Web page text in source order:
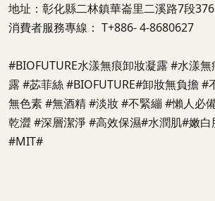
地址：彰化縣二林鎮華崙里二溪路7段
消費者服務專線： T+886- 4-8680627
#BIOFUTURE水漾無痕卸妝凝露 #水漾
露 #苾菲絲 #BIOFUTURE#卸妝無負擔 #
無色素 #無酒精 #淡妝 #不緊繃 #懶人必
乾澀 #深層潔淨 #高效保濕#水潤肌#嫩
#MIT#